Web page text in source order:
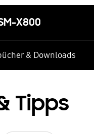
X800
& Downloads
Tipps